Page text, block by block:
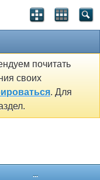
почитать
своих
. Для
...